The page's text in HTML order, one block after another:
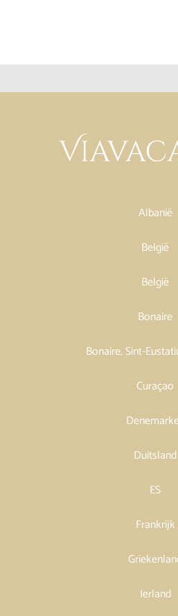
Albanië
België
België
Bonaire
Bonaire, Sint-
Curaçao
Duitsland
ES
Frankrijk
Ierland